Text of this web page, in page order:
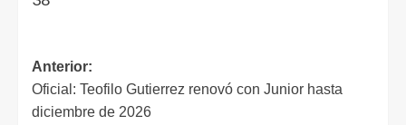
Anterior:
Oficial: Teofilo Gutierrez renovó con Junior hasta
diciembre de 2026